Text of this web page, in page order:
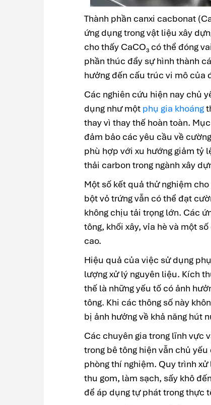
Thành phần canxi cacbonat
ứng dụng trong vật liệu xây
cho thấy CaCO₃ có thể đóng
phần thúc đẩy sự hình thành
hưởng đến cấu trúc vi mô của
Các nghiên cứu hiện nay chủ
dụng như một phụ gia khoáng
thay vì thay thế hoàn toàn.
đảm bảo các yêu cầu về
phù hợp với xu hướng giảm tỷ
thải carbon trong ngành xây
Một số kết quả thử nghiệm
bột vỏ trứng vẫn có thể đạt
không chịu tải trọng lớn. Các
tông, khối xây, vỉa hè và một
cao.
Hiệu quả của việc sử dụng
lượng xử lý nguyên liệu. Kích
thế là những yếu tố có ảnh
tông. Khi các thông số này
bị ảnh hưởng về khả năng hút
Các chuyên gia trong lĩnh vực
trong bê tông hiện vẫn chủ
phòng thí nghiệm. Quy trình
thu gom, làm sạch, sấy khô
để áp dụng tự phát trong thực